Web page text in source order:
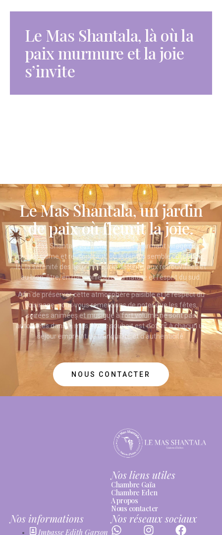
Le Mas Shantala, là où la
paix murmure et la joie
s’invite
Le Mas Shantala, un jardin
de paix où fleurit la joie.
Le Mas Shantala est niché dans un charmant village de
pierre, calme et ressourçant, où le temps semble suspendu.
Ici, la sérénité des lieux invite à la détente, aux retrouvailles et
au bien-être, en harmonie avec la nature et l’esprit du sud.
Afin de préserver cette atmosphère paisible et le respect du
voisinage, nous vous remercions de noter que les fêtes,
soirées animées et musique à fort volume ne sont pas
autorisées dans le mas. Notre souhait est d’offrir à chacun un
séjour empreint de tranquillité et d’authenticité.
NOUS CONTACTER
Nos liens utiles
Chambre Gaïa
Chambre Eden
A propos
Nous contacter
Nos informations
Impasse Edith Garson
Nos réseaux sociaux